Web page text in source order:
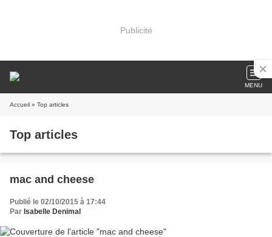
Publicité
MENU
Accueil » Top articles
Top articles
mac and cheese
Publié le 02/10/2015 à 17:44
Par Isabelle Denimal